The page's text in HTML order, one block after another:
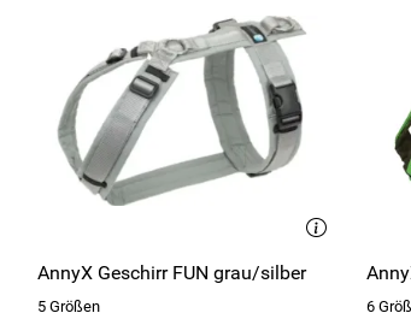
AnnyX Geschirr FUN grau/silber
5 Größen
6